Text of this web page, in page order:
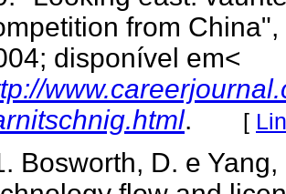
from China",
disponível em<
. [
Bosworth, D. e